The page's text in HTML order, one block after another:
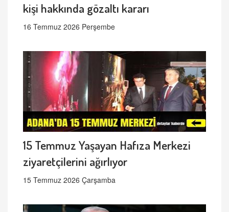
kişi hakkında gözaltı kararı
16 Temmuz 2026 Perşembe
15 Temmuz Yaşayan Hafıza Merkezi
ziyaretçilerini ağırlıyor
15 Temmuz 2026 Çarşamba